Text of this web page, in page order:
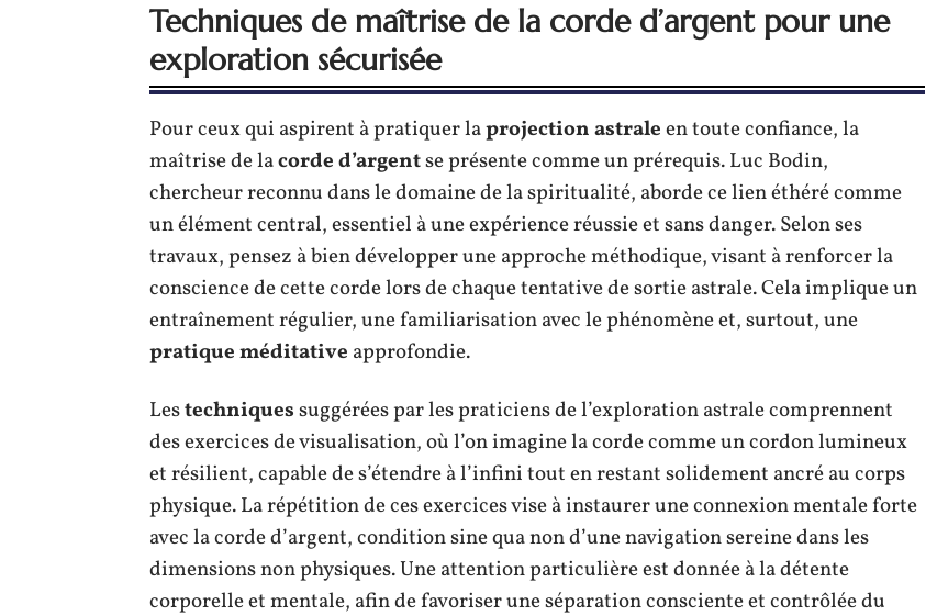
Techniques de maîtrise de la corde d’argent pour une
exploration sécurisée
Pour ceux qui aspirent à pratiquer laprojection astraleen toute confiance, la
maîtrise de lacorde d’argentse présente comme un prérequis. Luc Bodin,
chercheur reconnu dans le domaine de la spiritualité, aborde ce lien éthéré comme
un élément central, essentiel à une expérience réussie et sans danger. Selon ses
travaux, pensez à bien développer une approche méthodique, visant à renforcer la
conscience de cette corde lors de chaque tentative de sortie astrale. Cela implique un
entraînement régulier, une familiarisation avec le phénomène et, surtout, une
pratique méditative approfondie.
Lestechniquessuggérées par les praticiens de l’exploration astrale comprennent
des exercices de visualisation, où l’on imagine la corde comme un cordon lumineux
et résilient, capable de s’étendre à l’infini tout en restant solidement ancré au corps
physique. La répétition de ces exercices vise à instaurer une connexion mentale forte
avec la corde d’argent, condition sine qua non d’une navigation sereine dans les
dimensions non physiques. Une attention particulière est donnée à la détente
corporelle et mentale, afin de favoriser une séparation consciente et contrôlée du